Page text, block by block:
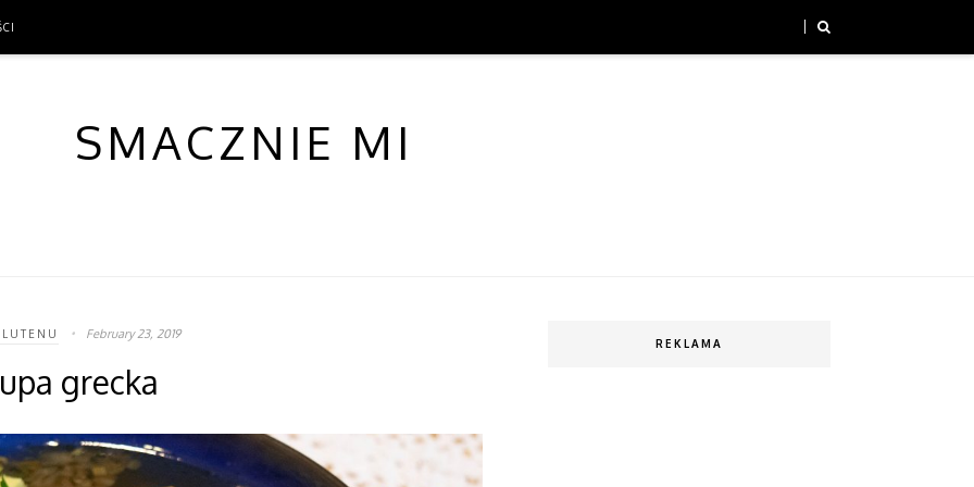
SMACZNIE MI
February 23, 2019
grecka
REKLAMA